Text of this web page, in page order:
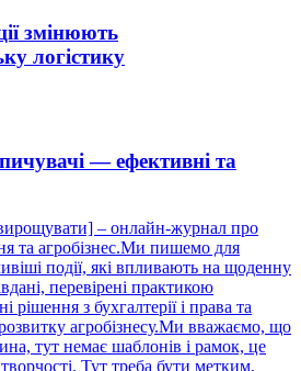
змінюють
логістику
— ефективні та